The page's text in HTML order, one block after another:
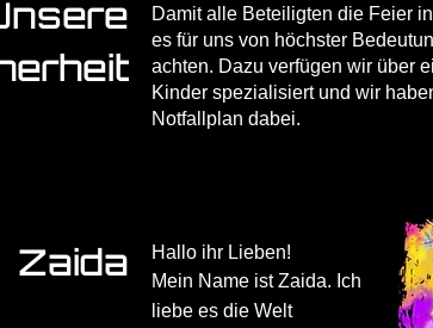
Damit alle Beteiligten die Feier
es für uns von höchster
achten. Dazu verfügen wir über
Kinder spezialisiert und wir
Notfallplan dabei.
Zaida
Hallo ihr Lieben!
Mein Name ist Zaida. Ich
liebe es die Welt